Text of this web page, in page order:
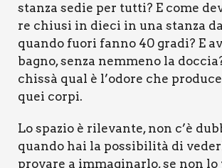
stan­za sedie per tut­ti? E come
re chiu­si in die­ci in una stan­za
quan­do fuo­ri fan­no 40 gra­di? E
bagno, sen­za nem­me­no la
chis­sà qual è l’odore che
quei cor­pi.
Lo spa­zio è rile­van­te, non c’è
quan­do hai la pos­si­bi­li­tà di
pro­va­re a imma­gi­nar­lo, se non